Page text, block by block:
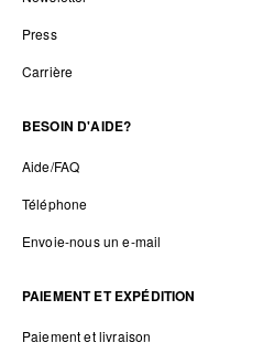
Press
Carrière
BESOIN D'AIDE?
Aide/FAQ
Téléphone
Envoie-nous un e-mail
PAIEMENT ET EXPÉDITION
Paiement et livraison